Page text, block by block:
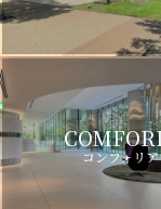
コンフォリア